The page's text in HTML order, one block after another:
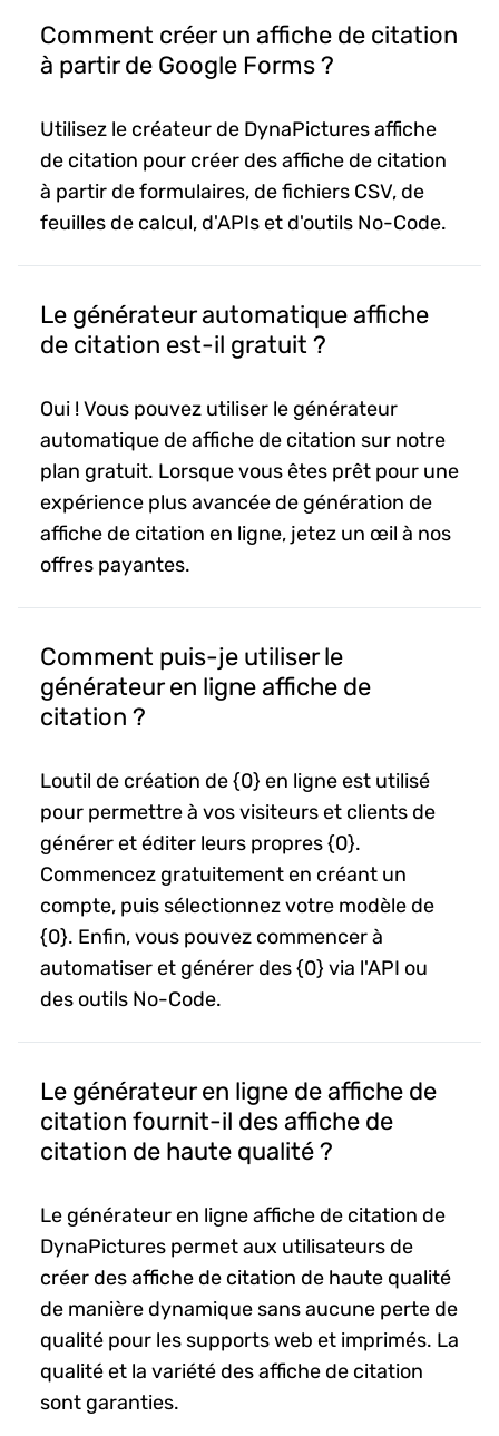
Comment créer un affiche de citation
à partir de Google Forms ?
Utilisez le créateur de DynaPictures affiche
de citation pour créer des affiche de citation
à partir de formulaires, de fichiers CSV, de
feuilles de calcul, d'APIs et d'outils No-Code.
Le générateur automatique affiche
de citation est-il gratuit ?
Oui ! Vous pouvez utiliser le générateur
automatique de affiche de citation sur notre
plan gratuit. Lorsque vous êtes prêt pour une
expérience plus avancée de génération de
affiche de citation en ligne, jetez un œil à nos
offres payantes.
Comment puis-je utiliser le
générateur en ligne affiche de
citation ?
Loutil de création de {0} en ligne est utilisé
pour permettre à vos visiteurs et clients de
générer et éditer leurs propres {0}.
Commencez gratuitement en créant un
compte, puis sélectionnez votre modèle de
{0}. Enfin, vous pouvez commencer à
automatiser et générer des {0} via l'API ou
des outils No-Code.
Le générateur en ligne de affiche de
citation fournit-il des affiche de
citation de haute qualité ?
Le générateur en ligne affiche de citation de
DynaPictures permet aux utilisateurs de
créer des affiche de citation de haute qualité
de manière dynamique sans aucune perte de
qualité pour les supports web et imprimés. La
qualité et la variété des affiche de citation
sont garanties.